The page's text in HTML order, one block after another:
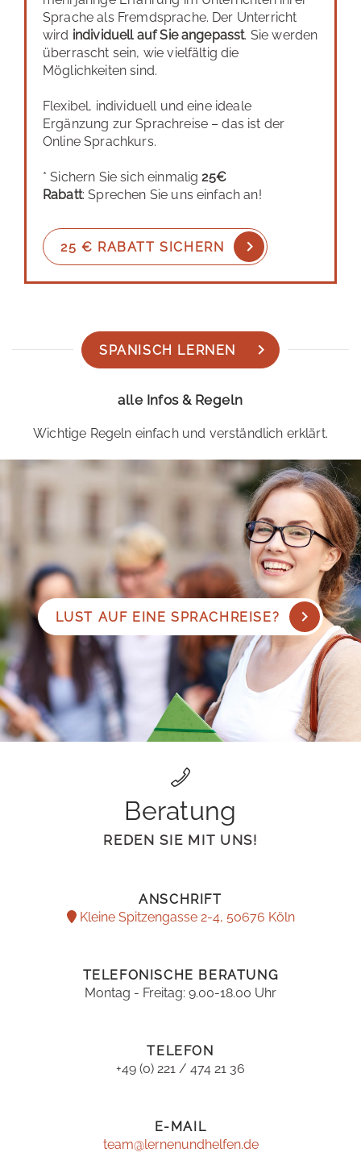
Sprache als Fremdsprache. Der Unterricht
wird individuell auf Sie angepasst. Sie werden
überrascht sein, wie vielfältig die
Möglichkeiten sind.
Flexibel, individuell und eine ideale
Ergänzung zur Sprachreise – das ist der
Online Sprachkurs.
* Sichern Sie sich einmalig25€
Rabatt: Sprechen Sie uns einfach an!
25 € RABATT SICHERN
SPANISCH LERNEN
alle Infos & Regeln
Wichtige Regeln einfach und verständlich erklärt.
LUST AUF EINE SPRACHREISE?
Beratung
REDEN SIE MIT UNS!
ANSCHRIFT
Kleine Spitzengasse 2-4, 50676 Köln
TELEFONISCHE BERATUNG
Montag - Freitag: 9.00-18.00 Uhr
TELEFON
+49 (0) 221 / 474 21 36
E-MAIL
team@lernenundhelfen.de